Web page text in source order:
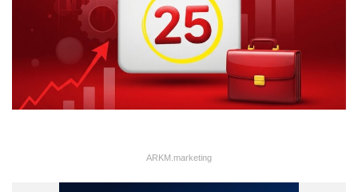
ARKM.marketing